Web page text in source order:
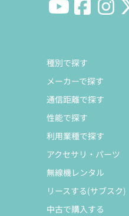
種別で探す
メーカーで探す
通信距離で探す
性能で探す
利用業種で探す
アクセサリ・パーツ
無線機レンタル
リースする(サブスク)
中古で購入する